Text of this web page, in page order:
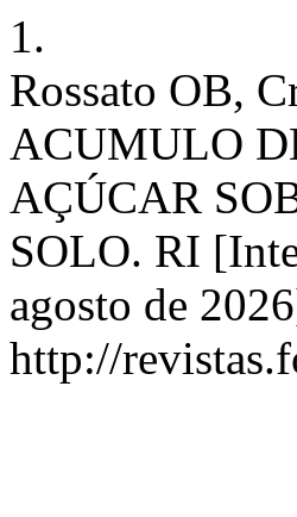
1.
Rossato OB,
ACUMULO
AÇÚCAR
SOLO. RI
agosto de
http://